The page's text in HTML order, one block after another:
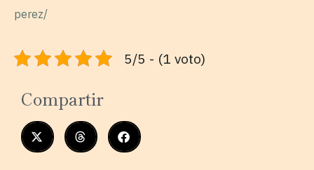
perez/
5/5 - (1 voto)
Compartir